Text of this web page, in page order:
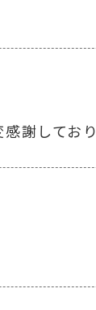
謝しており